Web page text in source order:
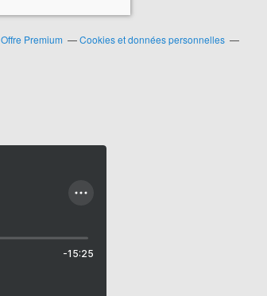
Offre Premium
Cookies et données personnelles
-15:25